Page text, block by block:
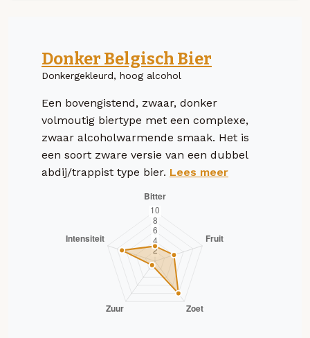
Donker Belgisch Bier
Donkergekleurd, hoog alcohol
Een bovengistend, zwaar, donker
volmoutig biertype met een complexe,
zwaar alcoholwarmende smaak. Het is
een soort zware versie van een dubbel
abdij/trappist type bier. Lees meer